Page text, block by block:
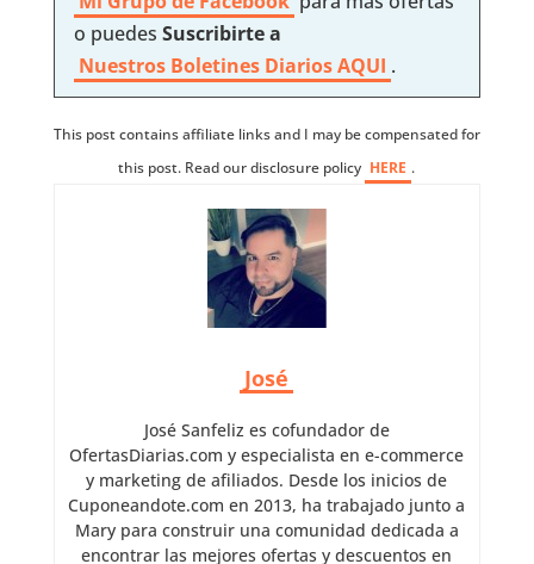
o puedes Suscribirte a
Nuestros Boletines Diarios AQUI .
This post contains affiliate links and I may be compensated for
this post. Read our disclosure policy HERE .
José
José Sanfeliz es cofundador de
OfertasDiarias.com y especialista en e-commerce
y marketing de afiliados. Desde los inicios de
Cuponeandote.com en 2013, ha trabajado junto a
Mary para construir una comunidad dedicada a
encontrar las mejores ofertas y descuentos en